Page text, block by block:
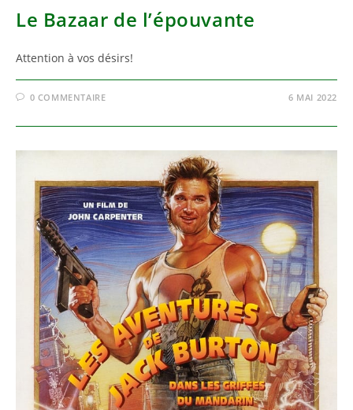
Le Bazaar de l’épouvante
Attention à vos désirs!
0 COMMENTAIRE 6 MAI 2022